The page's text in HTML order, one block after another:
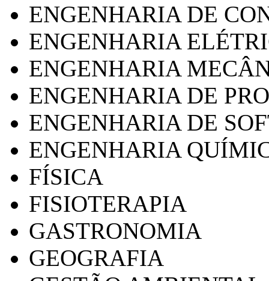
ENGENHARIA DE
ENGENHARIA
ENGENHARIA
ENGENHARIA DE
ENGENHARIA DE
ENGENHARIA
FÍSICA
FISIOTERAPIA
GASTRONOMIA
GEOGRAFIA